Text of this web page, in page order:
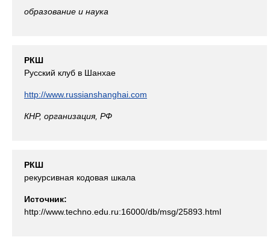
образование и наука
РКШ
Русский клуб в Шанхае
http://www.russianshanghai.com
КНР, организация, РФ
РКШ
рекурсивная кодовая шкала
Источник:
http://www.techno.edu.ru:16000/db/msg/25893.html